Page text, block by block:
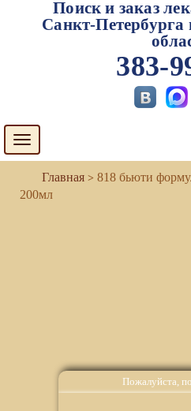
Пожалуйста,
Поиск и заказ
Санкт-
383-
Toggle
navigation
818 бьюти
200мл